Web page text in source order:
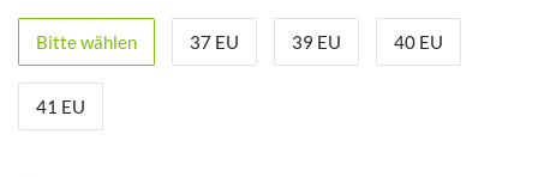
Bitte wählen 37 EU 39 EU 40 EU
41 EU